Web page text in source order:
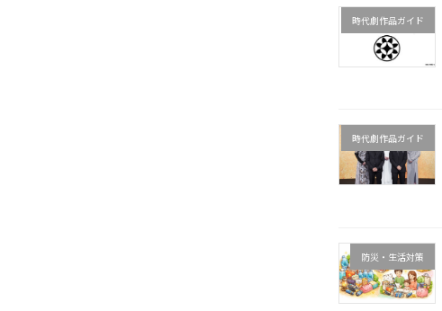
時代劇作品ガイド
時代劇作品ガイド
防災・生活対策